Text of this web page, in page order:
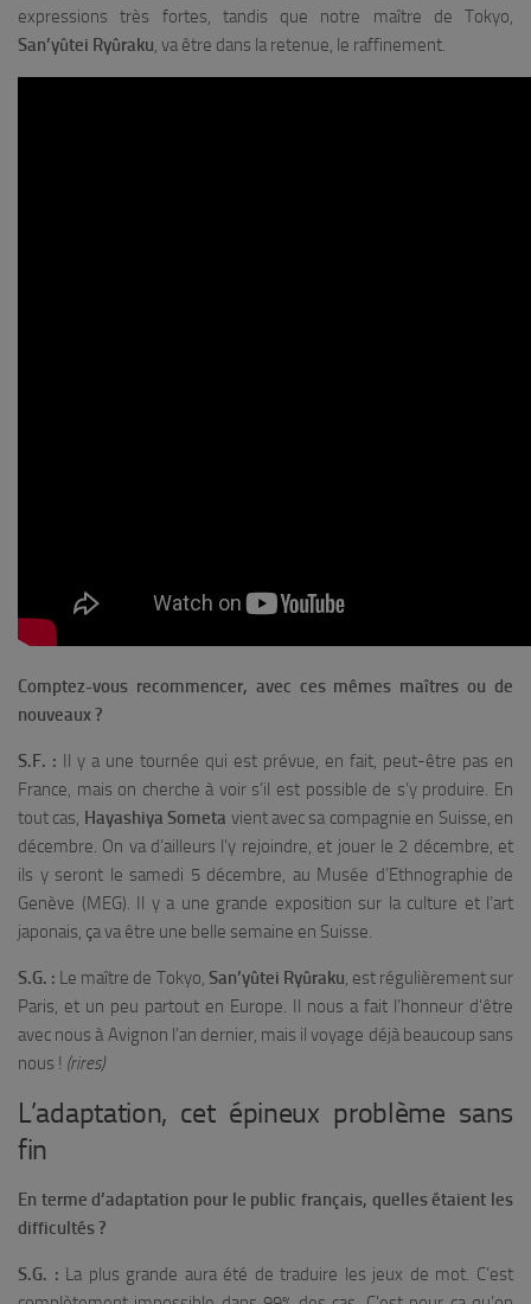
expressions très fortes, tandis que notre maître de Tokyo,
San’yûtei Ryûraku, va être dans la retenue, le raffinement.
Comptez-vous recommencer, avec ces mêmes maîtres ou de
nouveaux ?
S.F. : Il y a une tournée qui est prévue, en fait, peut-être pas en
France, mais on cherche à voir s’il est possible de s’y produire. En
tout cas, Hayashiya Someta vient avec sa compagnie en Suisse, en
décembre. On va d’ailleurs l’y rejoindre, et jouer le 2 décembre, et
ils y seront le samedi 5 décembre, au Musée d’Ethnographie de
Genève (MEG). Il y a une grande exposition sur la culture et l’art
japonais, ça va être une belle semaine en Suisse.
S.G. : Le maître de Tokyo, San’yûtei Ryûraku, est régulièrement sur
Paris, et un peu partout en Europe. Il nous a fait l’honneur d’être
avec nous à Avignon l’an dernier, mais il voyage déjà beaucoup sans
nous ! (rires)
L’adaptation, cet épineux problème sans
fin
En terme d’adaptation pour le public français, quelles étaient les
difficultés ?
S.G. : La plus grande aura été de traduire les jeux de mot. C’est